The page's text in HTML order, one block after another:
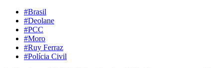
#Brasil
#Deolane
#PCC
#Moro
#Ruy Ferraz
#Polícia Civil